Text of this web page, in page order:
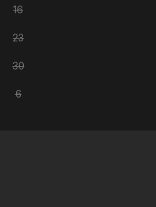
16
23
30
6